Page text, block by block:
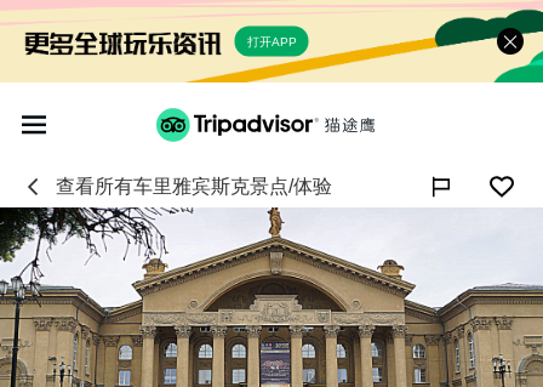
打开APP
查看所有车里雅宾斯克景点/体验